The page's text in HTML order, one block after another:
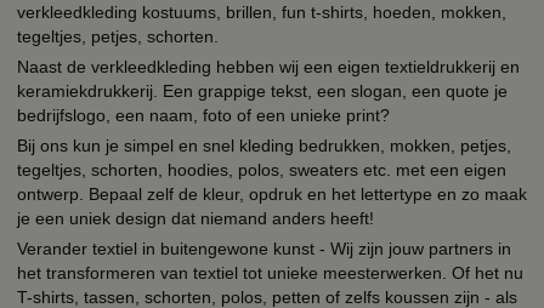
verkleedkleding kostuums, brillen, fun t-shirts, hoeden, mokken,
tegeltjes, petjes, schorten.
Naast de verkleedkleding hebben wij een eigen textieldrukkerij en
keramiekdrukkerij. Een grappige tekst, een slogan, een quote je
bedrijfslogo, een naam, foto of een unieke print?
Bij ons kun je simpel en snel kleding bedrukken, mokken, petjes,
tegeltjes, schorten, hoodies, polos, sweaters etc. met een eigen
ontwerp. Bepaal zelf de kleur, opdruk en het lettertype en zo maak
je een uniek design dat niemand anders heeft!
Verander textiel in buitengewone kunst - Wij zijn jouw partners in
het transformeren van textiel tot unieke meesterwerken. Of het nu
T-shirts, tassen, schorten, polos, petten of zelfs koussen zijn - als